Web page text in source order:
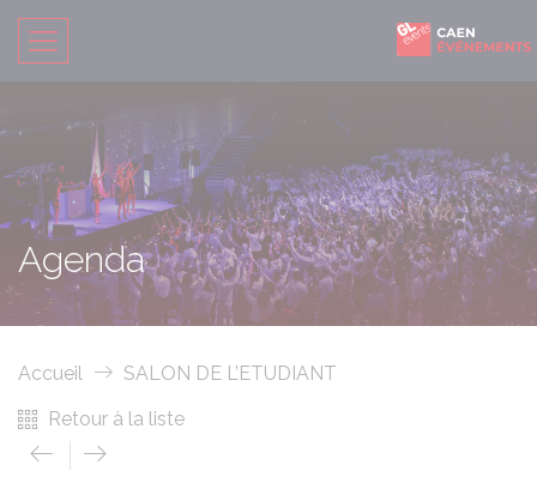
Agenda
Accueil
SALON DE L’ETUDIANT
Retour à la liste